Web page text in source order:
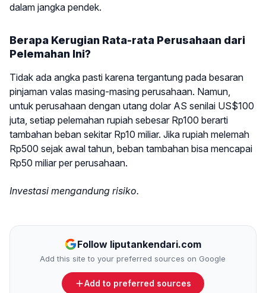
dalam jangka pendek.
Berapa Kerugian Rata-rata Perusahaan dari
Pelemahan Ini?
Tidak ada angka pasti karena tergantung pada besaran
pinjaman valas masing-masing perusahaan. Namun,
untuk perusahaan dengan utang dolar AS senilai US$100
juta, setiap pelemahan rupiah sebesar Rp100 berarti
tambahan beban sekitar Rp10 miliar. Jika rupiah melemah
Rp500 sejak awal tahun, beban tambahan bisa mencapai
Rp50 miliar per perusahaan.
Investasi mengandung risiko.
Follow liputankendari.com
Add this site to your preferred sources on Google
Add to preferred sources